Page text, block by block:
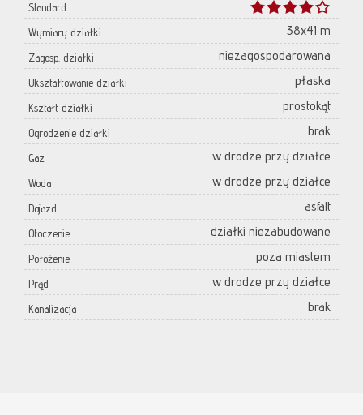
Standard
Wymiary działki
38x41 m
Zagosp. działki niezagospodarowana
Ukształtowanie działki płaska
Kształt działki prostokąt
Ogrodzenie działki brak
Gaz w drodze przy działce
Woda w drodze przy działce
Dojazd asfalt
Otoczenie działki niezabudowane
Położenie poza miastem
Prąd w drodze przy działce
Kanalizacja brak